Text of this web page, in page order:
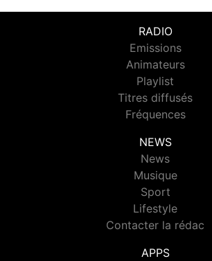
RADIO
Emissions
Animateurs
Playlist
Titres diffusés
Fréquences
NEWS
News
Musique
Sport
Lifestyle
Contacter la rédac
APPS